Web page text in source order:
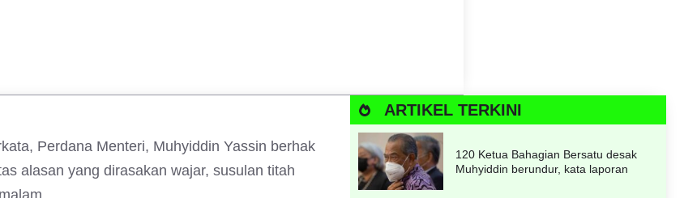
Perdana Menteri, Muhyiddin Yassin berhak
alasan yang dirasakan wajar, susulan titah
ARTIKEL TERKINI
120 Ketua Bahagian Bersatu desak
Muhyiddin berundur, kata laporan